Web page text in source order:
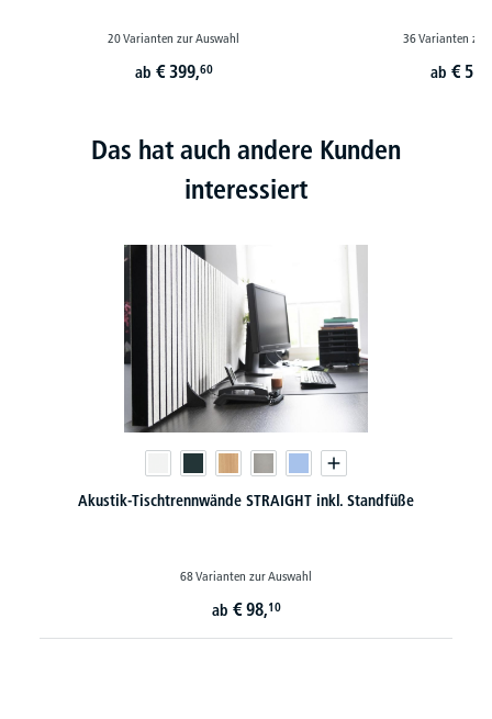
20 Varianten zur Auswahl
ab € 399,60
36 Varianten zur
ab €
Das hat auch andere Kunden
interessiert
Akustik-Tischtrennwände STRAIGHT inkl. Standfüße
68 Varianten zur Auswahl
ab € 98,10